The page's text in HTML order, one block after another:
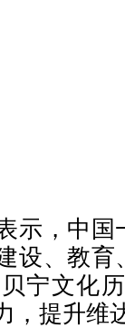
示，中
设、教
宁文化
，提升维